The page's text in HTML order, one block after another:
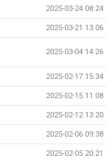
2025-03-24 08:24
2025-03-21 13:06
2025-03-04 14:26
2025-02-17 15:34
2025-02-15 11:08
2025-02-12 13:20
2025-02-06 09:38
2025-02-05 20:21